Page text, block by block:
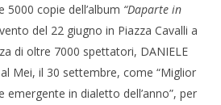
copie dell’album “Daparte in
del 22 giugno in Piazza Cavalli a
di oltre 7000 spettatori, DANIELE
Mei, il 30 settembre, come “Miglior
emergente in dialetto dell’anno”, per